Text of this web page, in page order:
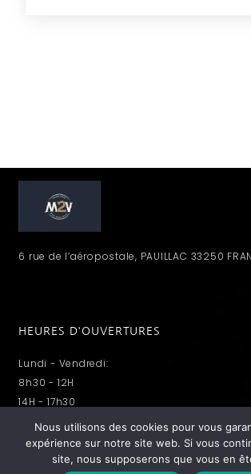
6 rue de l’aéropostale, PAUILLAC 33250
HEURES D'OUVERTURES
Lundi - Vendredi:
8h30 - 12H
14H - 17h30
Nous utilisons des cookies pour vous
expérience sur notre site web. Si vous
site, nous supposerons que vous en